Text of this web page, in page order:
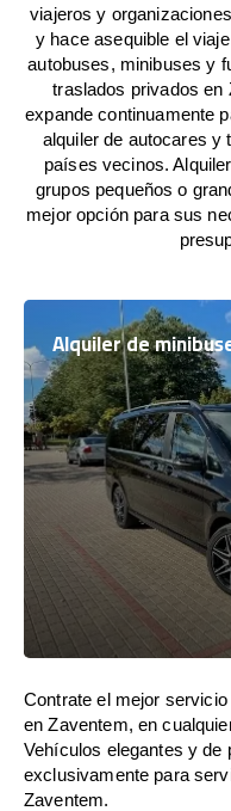
viajeros y
y hace asequible el
autobuses, minibuses y
traslados privados en
expande continuamente
alquiler de autocares y
países vecinos.
grupos pequeños o
mejor opción para sus
Alquiler de
Contrate el mejor servicio
en Zaventem, en
Vehículos elegantes y de
exclusivamente para
Zaventem.